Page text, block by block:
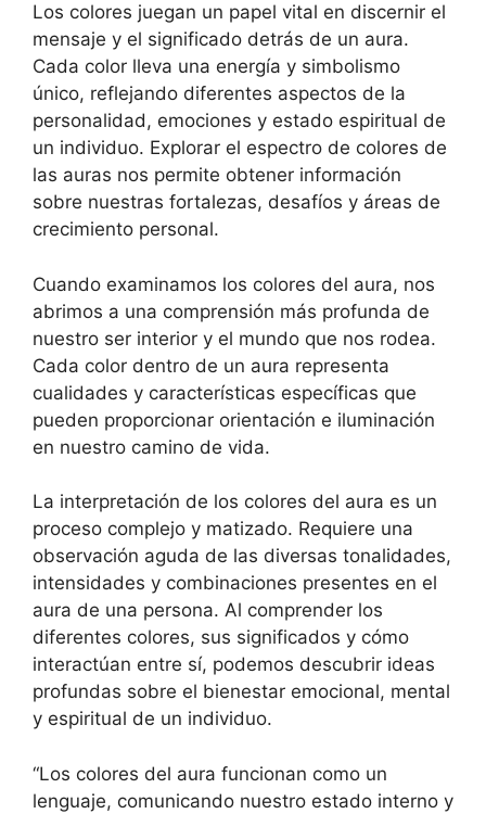
Los colores juegan un papel vital en discernir el
mensaje y el significado detrás de un aura.
Cada color lleva una energía y simbolismo
único, reflejando diferentes aspectos de la
personalidad, emociones y estado espiritual de
un individuo. Explorar el espectro de colores de
las auras nos permite obtener información
sobre nuestras fortalezas, desafíos y áreas de
crecimiento personal.
Cuando examinamos los colores del aura, nos
abrimos a una comprensión más profunda de
nuestro ser interior y el mundo que nos rodea.
Cada color dentro de un aura representa
cualidades y características específicas que
pueden proporcionar orientación e iluminación
en nuestro camino de vida.
La interpretación de los colores del aura es un
proceso complejo y matizado. Requiere una
observación aguda de las diversas tonalidades,
intensidades y combinaciones presentes en el
aura de una persona. Al comprender los
diferentes colores, sus significados y cómo
interactúan entre sí, podemos descubrir ideas
profundas sobre el bienestar emocional, mental
y espiritual de un individuo.
“Los colores del aura funcionan como un
lenguaje, comunicando nuestro estado interno y